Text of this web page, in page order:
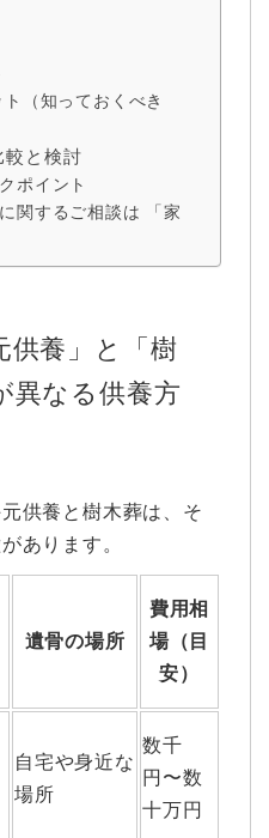
（知っておくべき
較と検討
ポイント
関するご相談は 「家
供養」と「樹
異なる供養方
供養と樹木葬は、そ
あります。
遺骨の場所
費用相
場（目
安）
自宅や身近な
場所
数千
円〜数
十万円